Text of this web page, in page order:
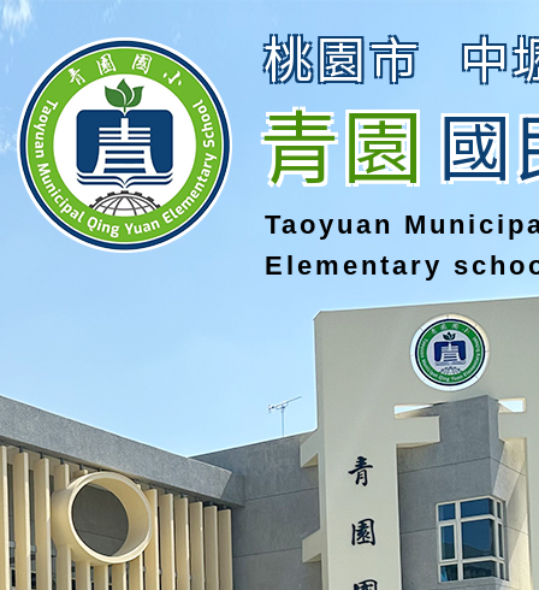
桃園市 中
青園國
Taoyuan
Elementary